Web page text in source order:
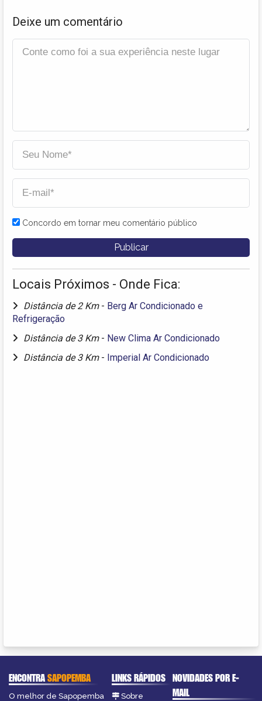
Deixe um comentário
Concordo em tornar meu comentário público
Locais Próximos - Onde Fica:
Distância de 2 Km - Berg Ar Condicionado e
Refrigeração
Distância de 3 Km - New Clima Ar Condicionado
Distância de 3 Km - Imperial Ar Condicionado
ENCONTRASAPOPEMBA
O melhor de Sapopemba
LINKS RÁPIDOS
Sobre
NOVIDADES POR E-
MAIL